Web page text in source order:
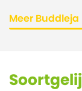
Meer Buddleja